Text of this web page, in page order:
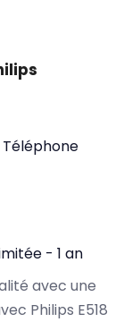
- 1 an
avec une
Philips E518